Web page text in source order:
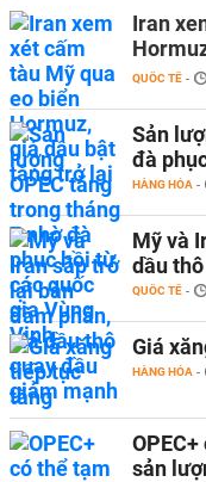
Iran
QUỐC TẾ -
Sản
đà
HÀNG HÓA -
Mỹ và
dầu
QUỐC TẾ -
Giá
HÀNG HÓA -
sản